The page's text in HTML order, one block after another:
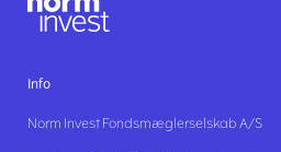
Info
Norm Invest Fondsmæglerselskab A/S